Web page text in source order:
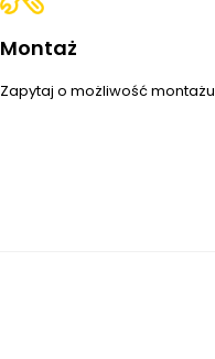
Montaż
Zapytaj o możliwość montażu